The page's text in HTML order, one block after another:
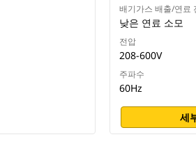
배기가스 배출/연료
낮은 연료 소모
전압
208-600V
주파수
60Hz
세